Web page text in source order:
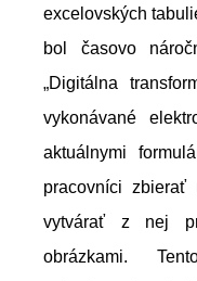
excelovských
bol časovo
„Digitálna
vykonávané
aktuálnymi
pracovníci zbierať
vytvárať z nej
obrázkami.